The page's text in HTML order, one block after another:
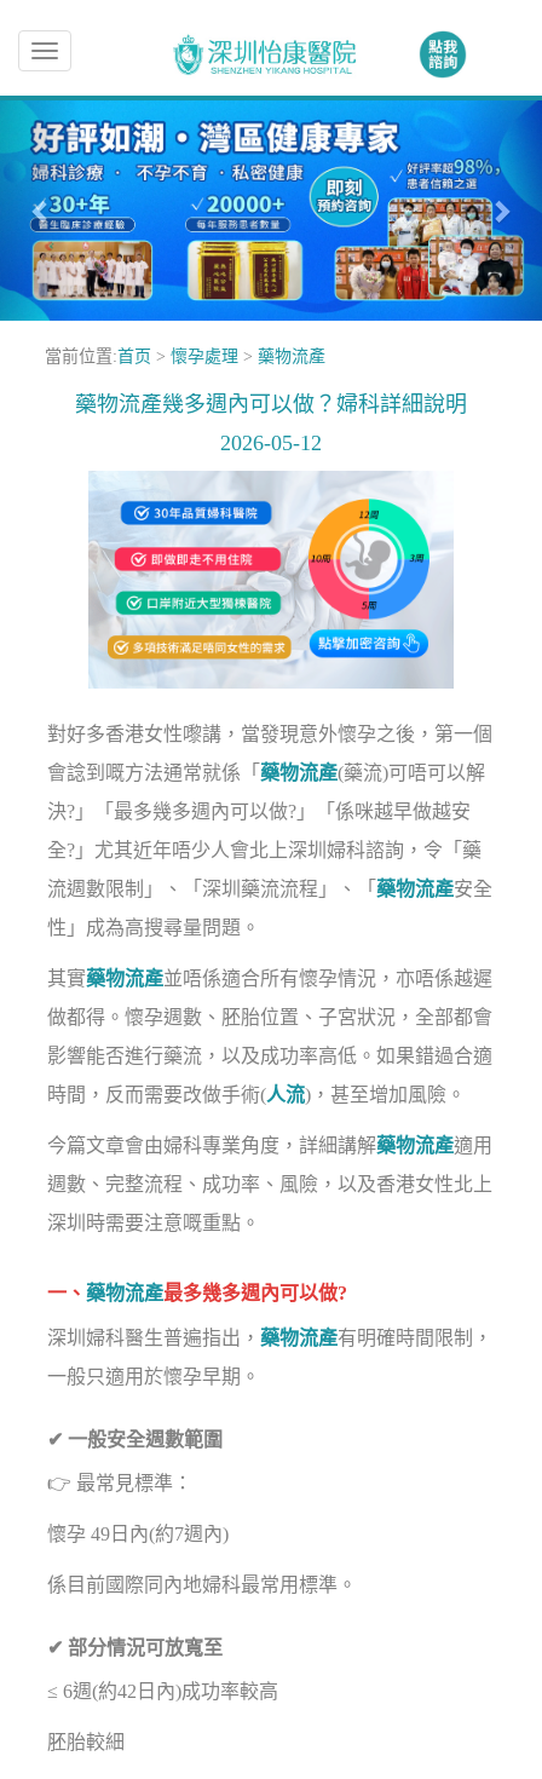
Toggle
navigation
當前位置:首页 > 懷孕處理 > 藥物流產
藥物流產幾多週內可以做？婦科詳細說明
2026-05-12
對好多香港女性嚟講，當發現意外懷孕之後，第一個
會諗到嘅方法通常就係「 藥物流產(藥流)可唔可以解
決?」「最多幾多週內可以做?」「係咪越早做越安
全?」尤其近年唔少人會北上深圳婦科諮詢，令「藥
流週數限制」、「深圳藥流流程」、「 藥物流產安全
性」成為高搜尋量問題。
其實藥物流產並唔係適合所有懷孕情況，亦唔係越遲
做都得。懷孕週數、胚胎位置、子宮狀況，全部都會
影響能否進行藥流，以及成功率高低。如果錯過合適
時間，反而需要改做手術(人流)，甚至增加風險。
今篇文章會由婦科專業角度，詳細講解藥物流產適用
週數、完整流程、成功率、風險，以及香港女性北上
深圳時需要注意嘅重點。
一、 藥物流產最多幾多週內可以做?
深圳婦科醫生普遍指出， 藥物流產有明確時間限制，
一般只適用於懷孕早期。
✔ 一般安全週數範圍
👉 最常見標準：
懷孕 49日內(約7週內)
係目前國際同內地婦科最常用標準。
✔ 部分情況可放寬至
≤ 6週(約42日內)成功率較高
胚胎較細